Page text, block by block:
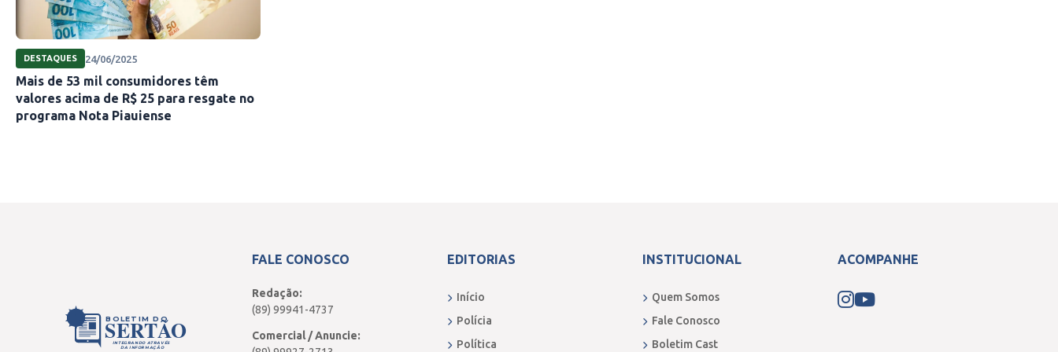
DESTAQUES 24/06/2025
Mais de 53 mil consumidores têm
valores acima de R$ 25 para resgate no
programa Nota Piauiense
BOLETIM DO
SERTÃO
INTEGRANDO ATRAVÉS
DA INFORMAÇÃO
FALE CONOSCO
Redação:
(89) 99941-4737
Comercial / Anuncie:
EDITORIAS
Início
Polícia
Política
INSTITUCIONAL
Quem Somos
Fale Conosco
Boletim Cast
ACOMPANHE